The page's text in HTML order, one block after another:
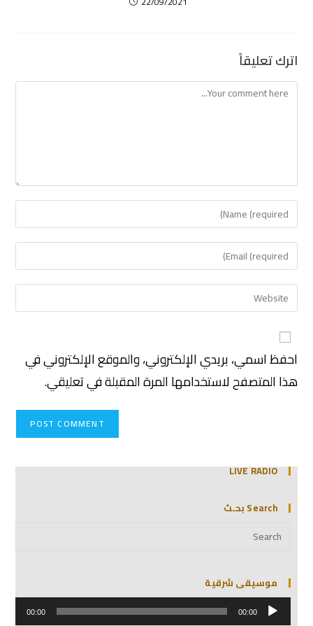
اترك تعليقاً
احفظ اسمي، بريدي الإلكتروني، والموقع الإلكتروني في
هذا المتصفح لاستخدامها المرة المقبلة في تعليقي.
LIVE RADIO
Search بحـث
موسيقى شرقية
مشغل
الصوت 00:00
00:00